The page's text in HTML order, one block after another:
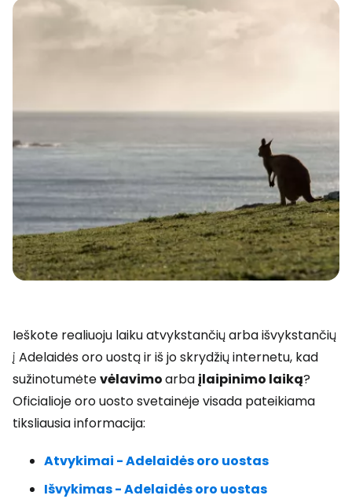
Ieškote realiuoju laiku atvykstančių arba išvykstančių
į Adelaidės oro uostą ir iš jo skrydžių internetu, kad
sužinotumėtevėlavimoarbaįlaipinimo laiką?
Oficialioje oro uosto svetainėje visada pateikiama
tiksliausia informacija:
Atvykimai - Adelaidės oro uostas
Išvykimas - Adelaidės oro uostas
Tęsti su Facebook